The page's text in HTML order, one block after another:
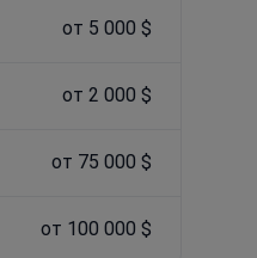
от 5 000 $
от 2 000 $
от 75 000 $
от 100 000 $